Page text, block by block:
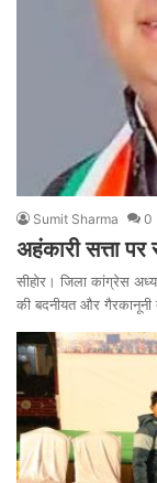
Sumit Sharma 0
अहंकारी सत्ता
सीहोर। जिला कांग्रेस
की बदनीयत और